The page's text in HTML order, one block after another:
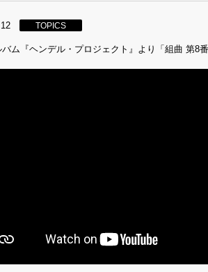
TOPICS
ム『ヘンデル・プロジェクト』より「組曲 第8